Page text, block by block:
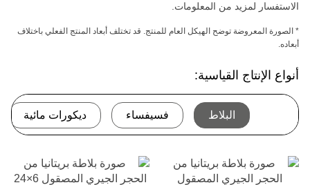
الاستفسار لمزيد من المعلومات.
* الصورة المعروضة توضح الهيكل العام للمنتج. قد تختلف أبعاد المنتج الفعلي باختلاف
أبعاده.
أنواع الإنتاج القياسية:
البلاط فسيفساء ديكورات مائية